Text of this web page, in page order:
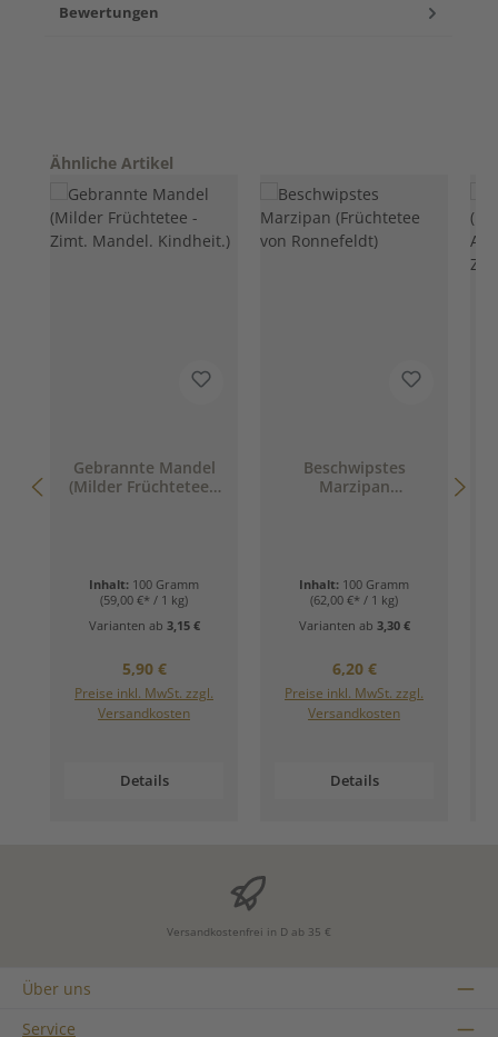
Bewertungen
Produktgalerie überspringen
Ähnliche Artikel
Gebrannte Mandel
(Milder Früchtetee -
Inhalt: 100 Gramm
(59,00 €* / 1 kg)
Varianten ab 3,15 €
Regulärer Preis:
5,90 €
Preise inkl. MwSt. zzgl.
Versandkosten
Details
Beschwipstes
Marzipan
Inhalt: 100 Gramm
(62,00 €* / 1 kg)
Varianten ab 3,30 €
Regulärer Preis:
6,20 €
Preise inkl. MwSt. zzgl.
Versandkosten
Details
Versandkostenfrei in D ab 35 €
Über uns
Service